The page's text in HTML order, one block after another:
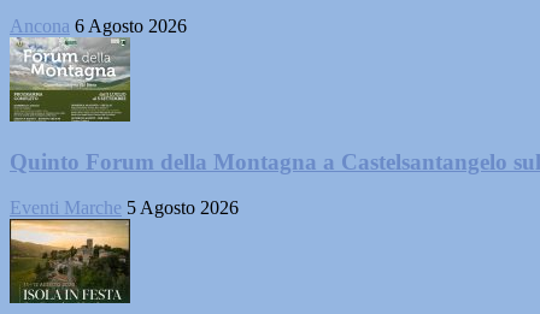
Ancona 6 Agosto 2026
Quinto Forum della Montagna a Castelsantangelo
Eventi Marche 5 Agosto 2026